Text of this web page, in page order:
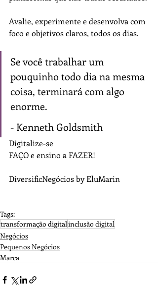
Avalie, experimente e desenvolva com
foco e objetivos claros, todos os dias.
Se você trabalhar um
pouquinho todo dia na mesma
coisa, terminará com algo
enorme.
- Kenneth Goldsmith
Digitalize-se
FAÇO e ensino a FAZER!
DiversificNegócios by EluMarin
Tags:
transformação digitalinclusão digital
Negócios
Pequenos Negócios
Marca